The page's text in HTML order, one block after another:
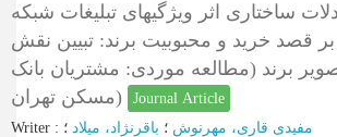
ساختاری اثر ویژگیهای تبلیغات شبکه
قصد خرید و محبوبیت برند: تبیین نقش
برند (مطالعه موردی: مشتریان بانک
مسکن تهران)
Journal Article
Writer : مفیدی قاری، مهرنوش ؛ باقرنژاد، میلاد ؛